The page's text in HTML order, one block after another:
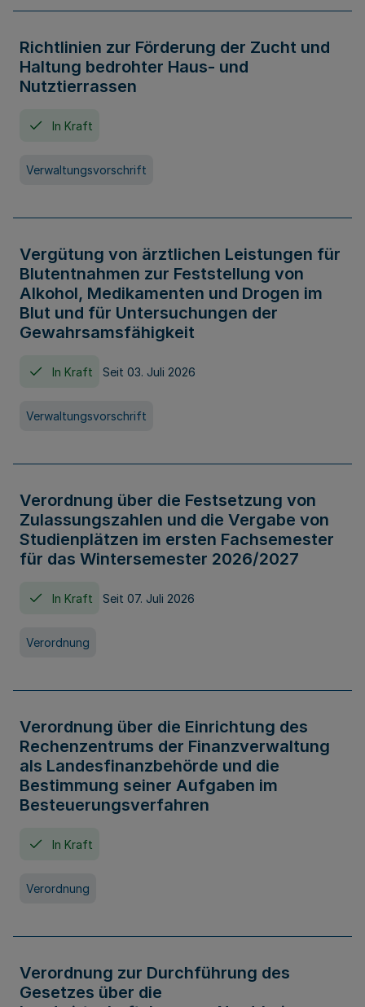
Richtlinien zur Förderung der Zucht und
Haltung bedrohter Haus- und
Nutztierrassen
In Kraft
Verwaltungsvorschrift
Vergütung von ärztlichen Leistungen für
Blutentnahmen zur Feststellung von
Alkohol, Medikamenten und Drogen im
Blut und für Untersuchungen der
Gewahrsamsfähigkeit
In Kraft Seit 03. Juli 2026
Verwaltungsvorschrift
Verordnung über die Festsetzung von
Zulassungszahlen und die Vergabe von
Studienplätzen im ersten Fachsemester
für das Wintersemester 2026/2027
In Kraft Seit 07. Juli 2026
Verordnung
Verordnung über die Einrichtung des
Rechenzentrums der Finanzverwaltung
als Landesfinanzbehörde und die
Bestimmung seiner Aufgaben im
Besteuerungsverfahren
In Kraft
Verordnung
Verordnung zur Durchführung des
Gesetzes über die